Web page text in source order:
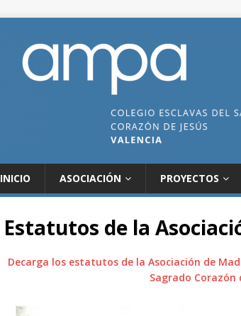
INICIO ASOCIACIÓN PROYECTOS
Estatutos de la
Decarga los estatutos de la Asociación de
Sagrado Corazón